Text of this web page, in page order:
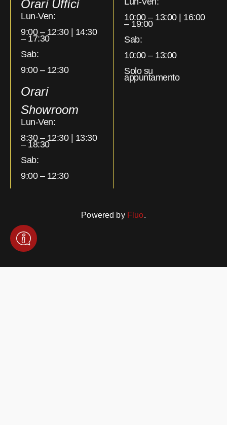
Orari Uffici
Lun-Ven:
9:00 – 12:30 | 14:30
– 17:30
Sab:
9:00 – 12:30
Orari
Showroom
Lun-Ven:
8:30 – 12:30 | 13:30
– 18:30
Sab:
9:00 – 12:30
10:00 – 13:00 | 16:00
– 19:00
Sab:
10:00 – 13:00
Solo su
appuntamento
Powered by Fluo.